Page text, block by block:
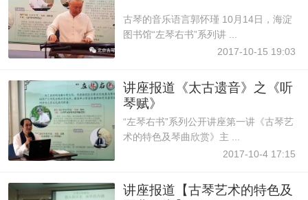
古琴的音乐语言郭怀瑾 10月14日，海淀
图书馆“左琴右书”系列讲 ...
2017-10-15 19:03
讲座报道《太古遗音》之《听
琴赋》
“左琴右书”系列公开讲座第一讲《古琴艺
术的特色及琴曲欣赏》主 ...
2017-10-4 17:15
讲座报道【古琴艺术的特色及